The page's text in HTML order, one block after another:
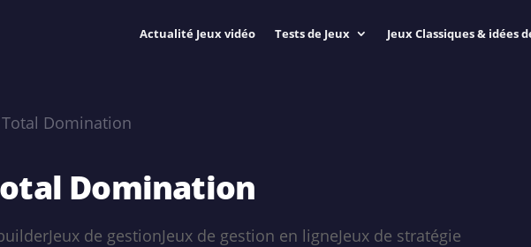
Actualité Jeux vidéo Tests de Jeux Jeux Classiques & idées
Total Domination
Domination
Jeux de gestionJeux de gestion en ligneJeux de stratégie